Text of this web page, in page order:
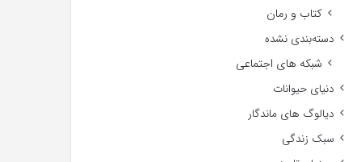
کتاب و رمان
دسته‌بندی نشده
شبکه های اجتماعی
دنیای حیوانات
دیالوگ های ماندگار
سبک زندگی